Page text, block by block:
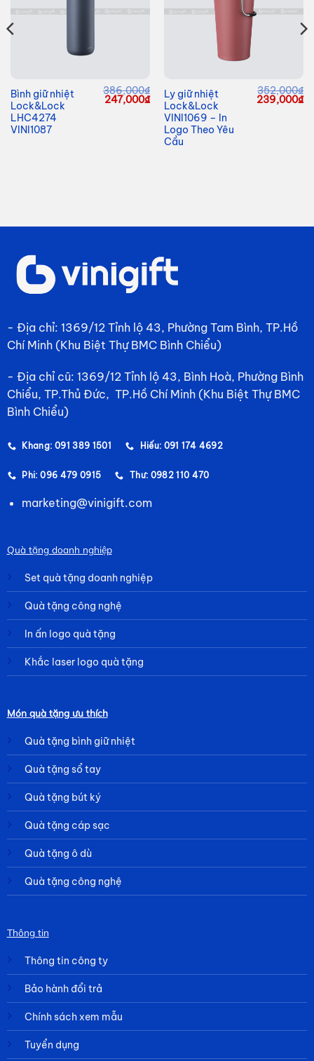
Bình giữ nhiệt
Lock&Lock
LHC4274
VINI1087
386,000₫
Giá
247,000₫Giá
hiện
247,000₫.
Ly giữ nhiệt
Lock&Lock
VINI1069 – In
Logo Theo Yêu
Cầu
352,000₫
Giá
239,000₫
- Địa chỉ: 1369/12 Tỉnh lộ 43, Phường Tam Bình, TP.Hồ
Chí Minh (Khu Biệt Thự BMC Bình Chiểu)
- Địa chỉ cũ: 1369/12 Tỉnh lộ 43, Bình Hoà, Phường Bình
Chiểu, TP.Thủ Đức, TP.Hồ Chí Minh (Khu Biệt Thự BMC
Bình Chiểu)
Khang: 091 389 1501 Hiếu: 091 174 4692
Phi: 096 479 0915 Thư: 0982 110 470
marketing@vinigift.com
Quà tặng doanh nghiệp
Set quà tặng doanh nghiệp
Quà tặng công nghệ
In ấn logo quà tặng
Khắc laser logo quà tặng
Món quà tặng ưu thích
Quà tặng bình giữ nhiệt
Quà tặng sổ tay
Quà tặng bút ký
Quà tặng cáp sạc
Quà tặng ô dù
Quà tặng công nghệ
Thông tin
Thông tin công ty
Bảo hành đổi trả
Chính sách xem mẫu
Tuyển dụng